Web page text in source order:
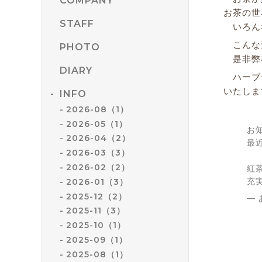
STAFF
PHOTO
DIARY
INFO
2026-08（1）
2026-05（1）
2026-04（2）
2026-03（3）
2026-02（2）
2026-01（3）
2025-12（2）
2025-11（3）
2025-10（1）
2025-09（1）
2025-08（1）
お茶の
いろん
こんな
是非弊
ハーブ
いたし
お
最
紅
充
—